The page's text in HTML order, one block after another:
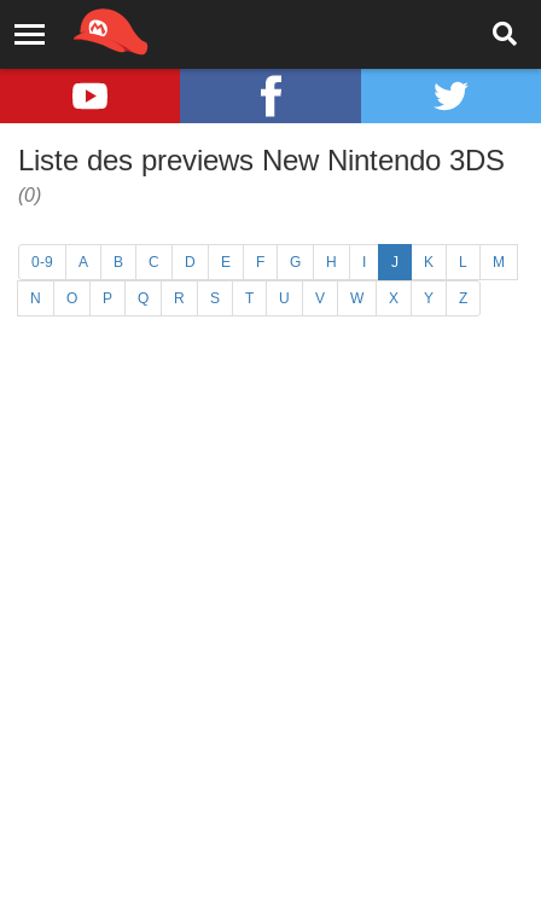
Liste des previews New Nintendo 3DS
(0)
0-9 A B C D E F G H J K L M
N O P Q R S T U V W X Y Z